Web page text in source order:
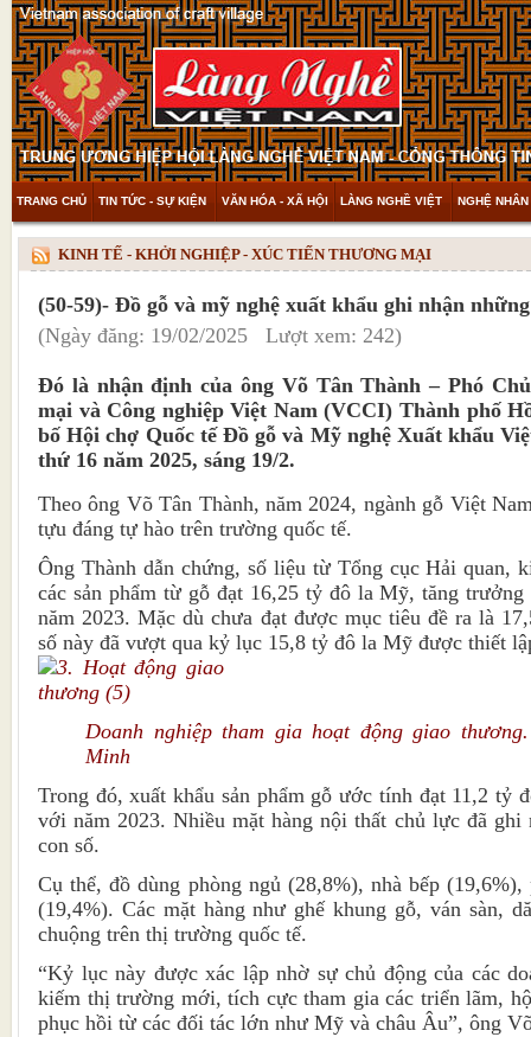
TRANG CHỦ TIN TỨC - SỰ KIỆN VĂN HÓA - XÃ HỘI LÀNG NGHỀ VIỆT NGHỆ
THAM KHẢO & KHÁM PHÁ VIDEO
KINH TẾ - KHỞI NGHIỆP - XÚC TIẾN THƯƠNG MẠI
(50-59)- Đồ gỗ và mỹ nghệ xuất khẩu ghi nhận
(Ngày đăng: 19/02/2025 Lượt xem: 242)
Đó là nhận định của ông Võ Tân Thành – Phó
mại và Công nghiệp Việt Nam (VCCI) Thành phố
bố Hội chợ Quốc tế Đồ gỗ và Mỹ nghệ Xuất khẩu
thứ 16 năm 2025, sáng 19/2.
Theo ông Võ Tân Thành, năm 2024, ngành gỗ Việt
tựu đáng tự hào trên trường quốc tế.
Ông Thành dẫn chứng, số liệu từ Tổng cục Hải quan,
các sản phẩm từ gỗ đạt 16,25 tỷ đô la Mỹ, tăng
năm 2023. Mặc dù chưa đạt được mục tiêu đề ra là
số này đã vượt qua kỷ lục 15,8 tỷ đô la Mỹ được thiết
Doanh nghiệp tham gia hoạt động giao
Minh
Trong đó, xuất khẩu sản phẩm gỗ ước tính đạt 11,2 tỷ
với năm 2023. Nhiều mặt hàng nội thất chủ lực đã ghi
con số.
Cụ thể, đồ dùng phòng ngủ (28,8%), nhà bếp (19,6%),
(19,4%). Các mặt hàng như ghế khung gỗ, ván sàn,
chuộng trên thị trường quốc tế.
“Kỷ lục này được xác lập nhờ sự chủ động của các
kiếm thị trường mới, tích cực tham gia các triển lãm,
phục hồi từ các đối tác lớn như Mỹ và châu Âu”, ông